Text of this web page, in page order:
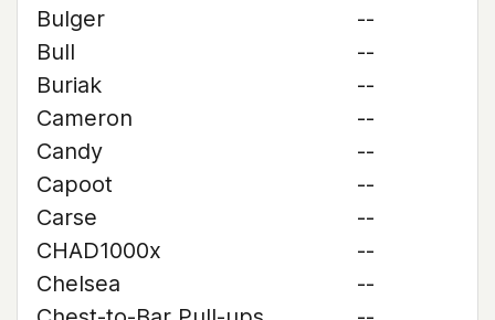
Bulger
--
Bull
--
Buriak
--
Cameron
--
Candy
--
Capoot
--
Carse
--
CHAD1000x
--
Chelsea
--